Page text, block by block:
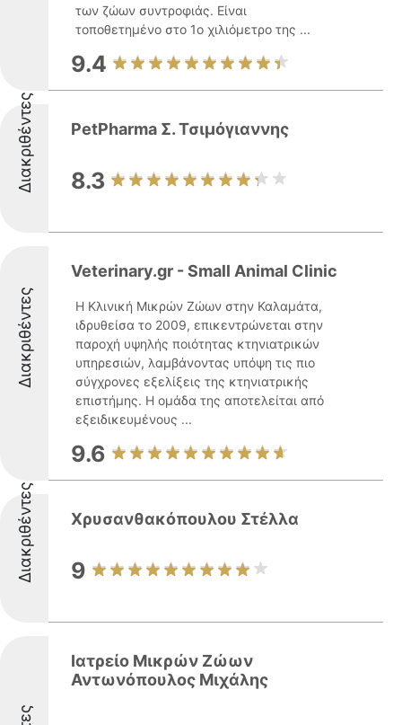
των ζώων συντροφιάς. Είναι
τοποθετημένο στο 1ο χιλιόμετρο της ...
9.4
Διακριθέντες PetPharma Σ. Τσιμόγιαννης
8.3
Διακριθέντες
Veterinary.gr - Small Animal Clinic
Η Κλινική Μικρών Ζώων στην Καλαμάτα,
ιδρυθείσα το 2009, επικεντρώνεται στην
παροχή υψηλής ποιότητας κτηνιατρικών
υπηρεσιών, λαμβάνοντας υπόψη τις πιο
σύγχρονες εξελίξεις της κτηνιατρικής
επιστήμης. Η ομάδα της αποτελείται από
εξειδικευμένους ...
9.6
Διακριθέντες Χρυσανθακόπουλου Στέλλα
9
Ιατρείο Μικρών Ζώων
Αντωνόπουλος Μιχάλης